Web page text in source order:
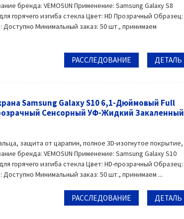
бренда: VEMOSUN Применение: Samsung Galaxy S8
горячего изгиба стекла Цвет: HD Прозрачный Образец:
Доступно Минимальный заказ: 50 шт., принимаем
РАССЛЕДОВАНИЕ ДЕТАЛЬ
Samsung Galaxy S10 6,1-Дюймовый Full
Сенсорный УФ-Жидкий Закаленный
защита от царапин, полное 3D-изогнутое покрытие,
бренда: VEMOSUN Применение: Samsung Galaxy S10
горячего изгиба стекла Цвет: HD-прозрачный Образец:
Доступно Минимальный заказ: 50 шт., принимаем ...
РАССЛЕДОВАНИЕ ДЕТАЛЬ